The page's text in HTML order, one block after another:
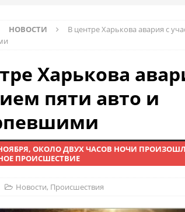
НОВОСТИ
В центре Харькова авария с
Харькова
пяти авто и
ОКОЛО ДВУХ ЧАСОВ НОЧИ
ПРОИСШЕСТВИЕ
Новости, Происшествия